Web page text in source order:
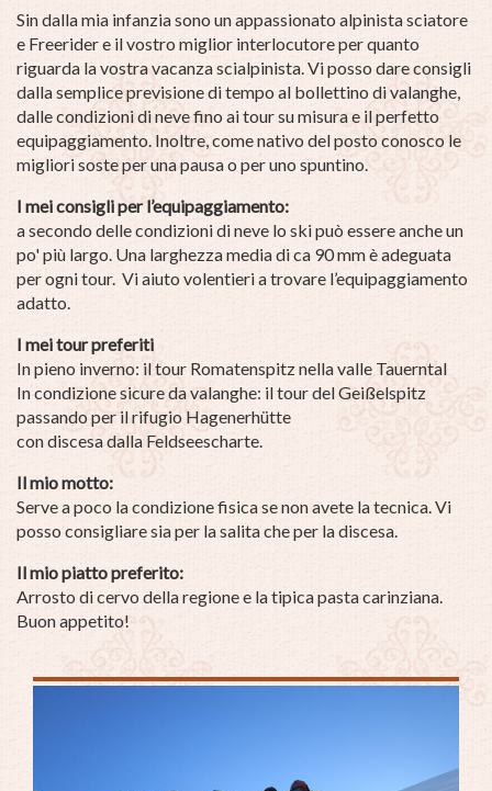
Sin dalla mia infanzia sono un appassionato alpinista sciatore
e Freerider e il vostro miglior interlocutore per quanto
riguarda la vostra vacanza scialpinista. Vi posso dare consigli
dalla semplice previsione di tempo al bollettino di valanghe,
dalle condizioni di neve fino ai tour su misura e il perfetto
equipaggiamento. Inoltre, come nativo del posto conosco le
migliori soste per una pausa o per uno spuntino.
I mei consigli per l’equipaggiamento:
a secondo delle condizioni di neve lo ski può essere anche un
po' più largo. Una larghezza media di ca 90 mm è adeguata
per ogni tour. Vi aiuto volentieri a trovare l’equipaggiamento
adatto.
I mei tour preferiti
In pieno inverno: il tour Romatenspitz nella valle Tauerntal
In condizione sicure da valanghe: il tour del Geißelspitz
passando per il rifugio Hagenerhütte
con discesa dalla Feldseescharte.
Il mio motto:
Serve a poco la condizione fisica se non avete la tecnica. Vi
posso consigliare sia per la salita che per la discesa.
Il mio piatto preferito:
Arrosto di cervo della regione e la tipica pasta carinziana.
Buon appetito!